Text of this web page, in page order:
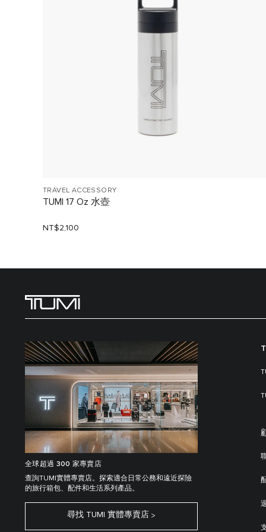
TRAVEL ACCESSORY
TUMI 17 Oz 水壺
NT$2,100
全球超過 300 家專賣店
查詢TUMI實體專賣店。探索適合日常公務和遠近探險
的旅行箱包、配件和生活系列產品。
尋找 TUMI 實體專賣店